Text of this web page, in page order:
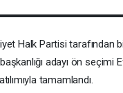
Halk Partisi tarafından
adayı ön seçimi
tamamlandı.